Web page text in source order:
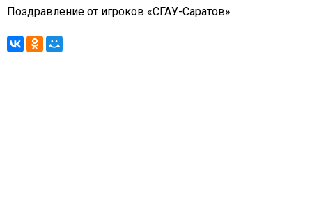
Поздравление от игроков «СГАУ-Саратов»